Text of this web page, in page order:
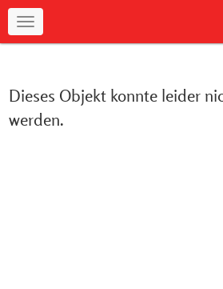
Navigation
Dieses Objekt konnte leider
werden.